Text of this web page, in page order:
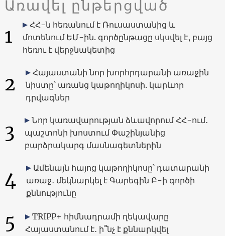
Առավել ընթերցված
1
ՀՀ-ն հեռանում է Ռուսաստանից և
մոտենում ԵՄ-ին. գործընթացը սկսվել է, բայց
հեռու է վերջնակետից
2
Հայաստանի նոր խորհրդարանի առաջին
նիստը՝ առանց կաթողիկոսի. կարևոր
դրվագներ
3
Նոր կառավարության ձևավորում ՀՀ-ում․
պաշտոնի խոստում Փաշինյանից
բարձրակարգ մասնագետներին
4
Ամենայն հայոց կաթողիկոսը՝ դատարանի
առաջ․ մեկնարկել է Գարեգին Բ-ի գործի
քննությունը
5
TRIPP+ հիմնադրամի ղեկավարը
Հայաստանում է․ ի՞նչ է քննարկվել